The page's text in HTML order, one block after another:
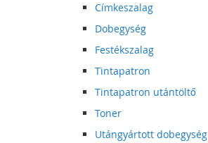
Címkeszalag
Dobegység
Festékszalag
Tintapatron
Tintapatron utántöltő
Toner
Utángyártott dobegység